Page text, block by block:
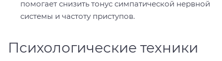
помогает снизить тонус симпатической нервной
системы и частоту приступов.
Психологические техники